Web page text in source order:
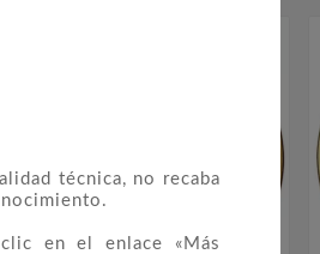
técnica, no recaba
en el enlace «Más